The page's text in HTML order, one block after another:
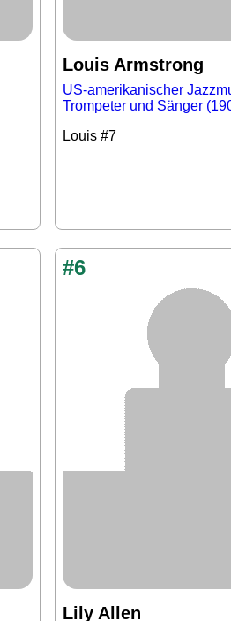
Louis Armstrong
US-amerikanischer
Trompeter und Sänger
Louis #7
#6
Lily Allen